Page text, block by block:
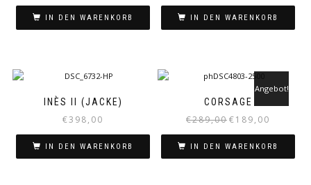
IN DEN WARENKORB IN DEN WARENKORB
INÈS II (JACKE)
€398,00
IN DEN WARENKORB
CORSAGE
Angebot!
€289,00 Ursprünglicher
Preis
war:
€289,00
€189,00
Preis
ist:
€189,00.
IN DEN WARENKORB